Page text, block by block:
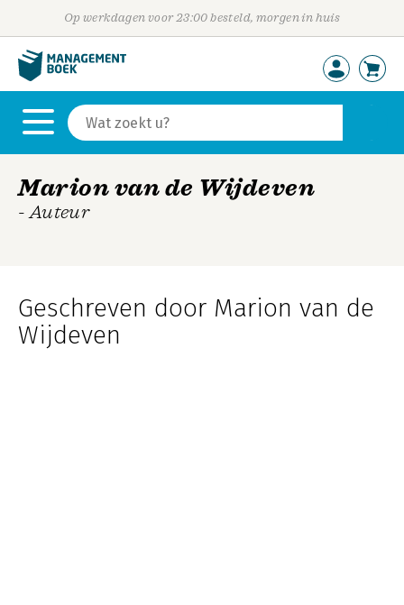
Op werkdagen voor 23:00 besteld, morgen in huis
Marion van de Wijdeven
- Auteur
Geschreven door Marion van de
Wijdeven